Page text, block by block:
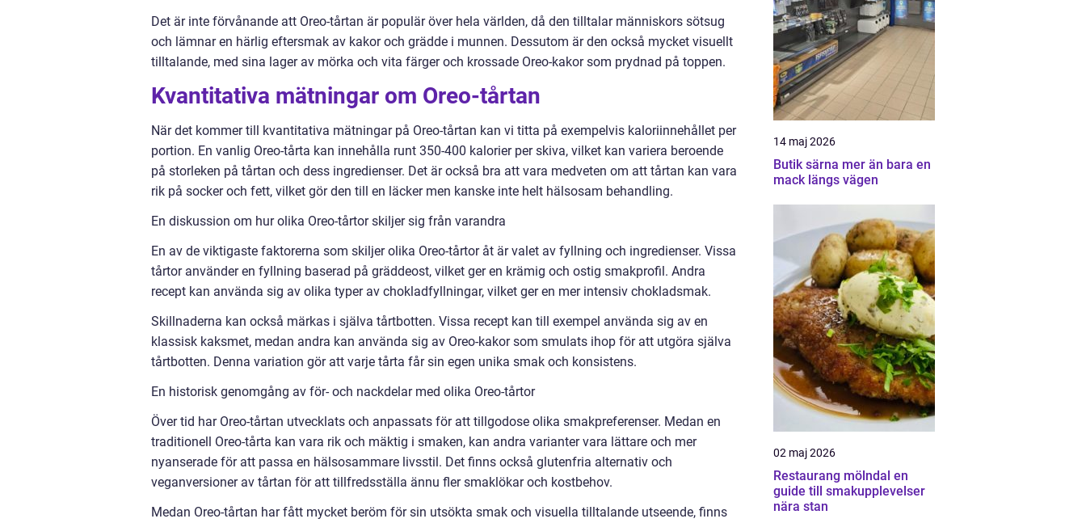
Det är inte förvånande att Oreo-tårtan är populär över hela världen, då den tilltalar människors sötsug
och lämnar en härlig eftersmak av kakor och grädde i munnen. Dessutom är den också mycket visuellt
tilltalande, med sina lager av mörka och vita färger och krossade Oreo-kakor som prydnad på toppen.
Kvantitativa mätningar om Oreo-tårtan
När det kommer till kvantitativa mätningar på Oreo-tårtan kan vi titta på exempelvis kaloriinnehållet per
portion. En vanlig Oreo-tårta kan innehålla runt 350-400 kalorier per skiva, vilket kan variera beroende
på storleken på tårtan och dess ingredienser. Det är också bra att vara medveten om att tårtan kan vara
rik på socker och fett, vilket gör den till en läcker men kanske inte helt hälsosam behandling.
En diskussion om hur olika Oreo-tårtor skiljer sig från varandra
En av de viktigaste faktorerna som skiljer olika Oreo-tårtor åt är valet av fyllning och ingredienser. Vissa
tårtor använder en fyllning baserad på gräddeost, vilket ger en krämig och ostig smakprofil. Andra
recept kan använda sig av olika typer av chokladfyllningar, vilket ger en mer intensiv chokladsmak.
Skillnaderna kan också märkas i själva tårtbotten. Vissa recept kan till exempel använda sig av en
klassisk kaksmet, medan andra kan använda sig av Oreo-kakor som smulats ihop för att utgöra själva
tårtbotten. Denna variation gör att varje tårta får sin egen unika smak och konsistens.
En historisk genomgång av för- och nackdelar med olika Oreo-tårtor
Över tid har Oreo-tårtan utvecklats och anpassats för att tillgodose olika smakpreferenser. Medan en
traditionell Oreo-tårta kan vara rik och mäktig i smaken, kan andra varianter vara lättare och mer
nyanserade för att passa en hälsosammare livsstil. Det finns också glutenfria alternativ och
veganversioner av tårtan för att tillfredsställa ännu fler smaklökar och kostbehov.
Medan Oreo-tårtan har fått mycket beröm för sin utsökta smak och visuella tilltalande utseende, finns
14 maj 2026
Butik särna mer än bara en
mack längs vägen
02 maj 2026
Restaurang mölndal en
guide till smakupplevelser
nära stan